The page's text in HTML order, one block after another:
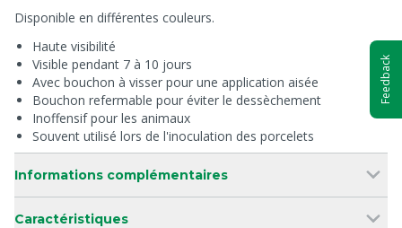
Disponible en différentes couleurs.
Haute visibilité
Visible pendant 7 à 10 jours
Avec bouchon à visser pour une application aisée
Bouchon refermable pour éviter le dessèchement
Inoffensif pour les animaux
Souvent utilisé lors de l'inoculation des porcelets
Informations complémentaires
Caractéristiques
Feedback